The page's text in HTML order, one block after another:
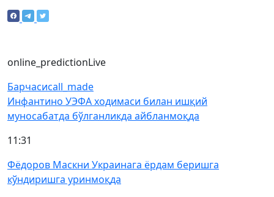
online_predictionLive
Барчасиcall_made
Инфантино УЭФА ходимаси билан ишқий
муносабатда бўлганликда айбланмоқда
11:31
Фёдоров Маскни Украинага ёрдам беришга
кўндиришга уринмоқда